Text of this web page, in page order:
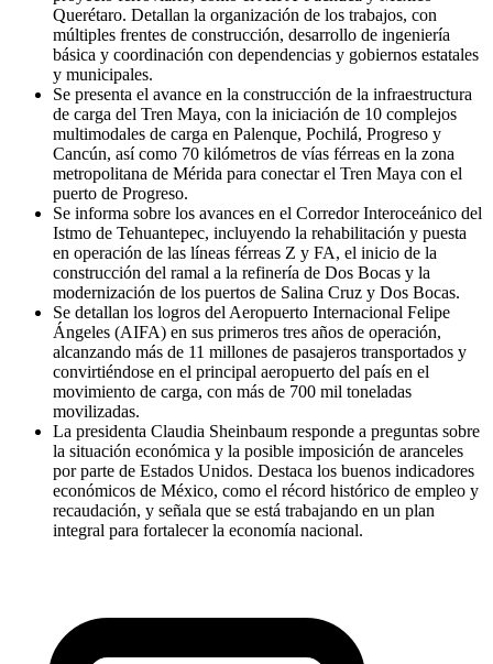
Querétaro. Detallan la organización de los trabajos, con
múltiples frentes de construcción, desarrollo de ingeniería
básica y coordinación con dependencias y gobiernos estatales
y municipales.
Se presenta el avance en la construcción de la infraestructura
de carga del Tren Maya, con la iniciación de 10 complejos
multimodales de carga en Palenque, Pochilá, Progreso y
Cancún, así como 70 kilómetros de vías férreas en la zona
metropolitana de Mérida para conectar el Tren Maya con el
puerto de Progreso.
Se informa sobre los avances en el Corredor Interoceánico del
Istmo de Tehuantepec, incluyendo la rehabilitación y puesta
en operación de las líneas férreas Z y FA, el inicio de la
construcción del ramal a la refinería de Dos Bocas y la
modernización de los puertos de Salina Cruz y Dos Bocas.
Se detallan los logros del Aeropuerto Internacional Felipe
Ángeles (AIFA) en sus primeros tres años de operación,
alcanzando más de 11 millones de pasajeros transportados y
convirtiéndose en el principal aeropuerto del país en el
movimiento de carga, con más de 700 mil toneladas
movilizadas.
La presidenta Claudia Sheinbaum responde a preguntas sobre
la situación económica y la posible imposición de aranceles
por parte de Estados Unidos. Destaca los buenos indicadores
económicos de México, como el récord histórico de empleo y
recaudación, y señala que se está trabajando en un plan
integral para fortalecer la economía nacional.